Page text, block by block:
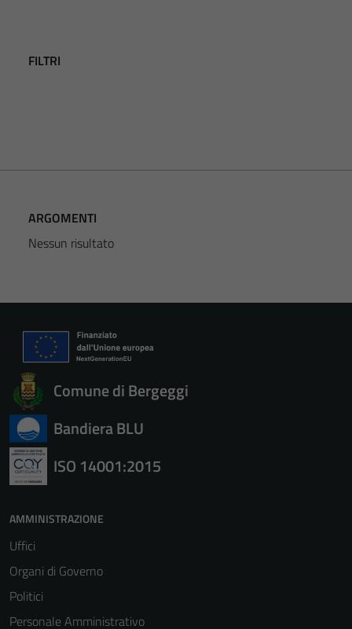
FILTRI
ARGOMENTI
Nessun risultato
Comune di Bergeggi
Bandiera BLU
ISO 14001:2015
AMMINISTRAZIONE
Uffici
Organi di Governo
Politici
Personale Amministrativo